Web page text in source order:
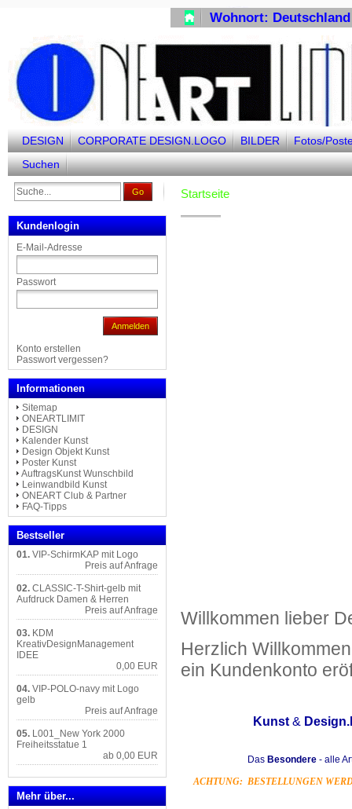
Wohnort:
DESIGN CORPORATE DESIGN.LOGO BILDER
Fotos/
FAN-SHOP
Suchen
Go Startseite
Willkommen lieber
Herzlich
ein Kundenkonto
Kunst &
Das Besondere - alle
ACHTUNG: BESTELLUNGEN
Kundenlogin
E-Mail-Adresse
Passwort
Anmelden
Konto erstellen
Passwort vergessen?
Informationen
Sitemap
ONEARTLIMIT
DESIGN
Kalender Kunst
Design Objekt Kunst
Poster Kunst
AuftragsKunst Wunschbild
Leinwandbild Kunst
ONEART Club & Partner
FAQ-Tipps
Bestseller
01. VIP-SchirmKAP mit Logo
Preis auf Anfrage
02. CLASSIC-T-Shirt-gelb mit
Aufdruck Damen & Herren
Preis auf Anfrage
03. KDM
KreativDesignManagement
IDEE
0,00 EUR
04. VIP-POLO-navy mit Logo
gelb
Preis auf Anfrage
05. L001_New York 2000
Freiheitsstatue 1
ab 0,00 EUR
Mehr über...